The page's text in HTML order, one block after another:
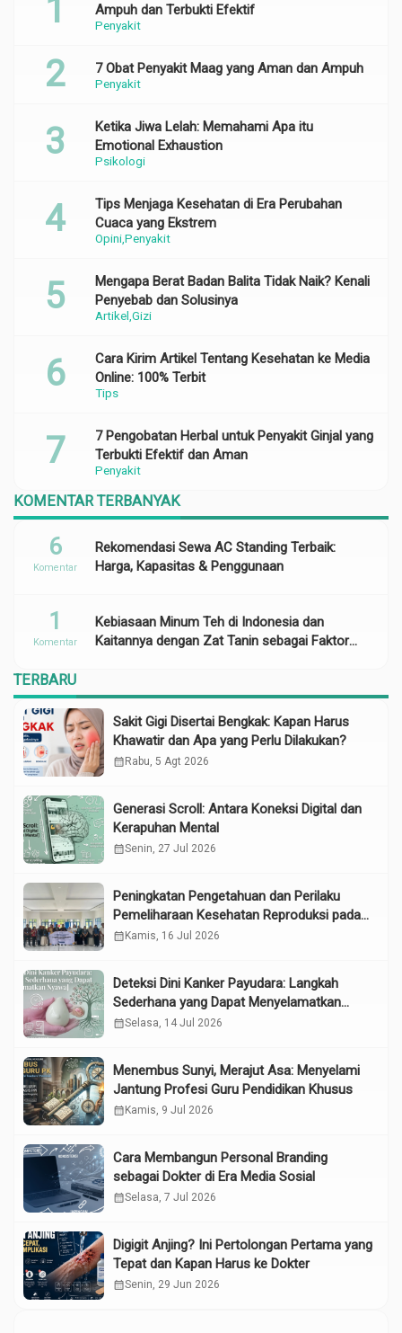
Penyakit
Ampuh dan Terbukti Efektif
Penyakit
7 Obat Penyakit Maag yang Aman dan Ampuh
Psikologi
Ketika Jiwa Lelah: Memahami Apa itu
Emotional Exhaustion
OpiniPenyakit
Tips Menjaga Kesehatan di Era Perubahan
Cuaca yang Ekstrem
Artikel Gizi
Mengapa Berat Badan Balita Tidak Naik? Kenali
Penyebab dan Solusinya
Tips
Cara Kirim Artikel Tentang Kesehatan ke Media
Online: 100% Terbit
Penyakit
7 Pengobatan Herbal untuk Penyakit Ginjal yang
Terbukti Efektif dan Aman
KOMENTAR TERBANYAK
Rekomendasi Sewa AC Standing Terbaik:
Harga, Kapasitas & Penggunaan
6
Komentar
Kebiasaan Minum Teh di Indonesia dan
Kaitannya dengan Zat Tanin sebagai Faktor
1
Komentar
TERBARU
Sakit Gigi Disertai Bengkak: Kapan Harus
Khawatir dan Apa yang Perlu Dilakukan?
calendar_monthRabu, 5 Agt 2026
Generasi Scroll: Antara Koneksi Digital dan
Kerapuhan Mental
calendar_monthSenin, 27 Jul 2026
Peningkatan Pengetahuan dan Perilaku
Pemeliharaan Kesehatan Reproduksi pada
Lansia melalui Edukasi dan Konseling di
calendar_monthKamis, 16 Jul 2026
Deteksi Dini Kanker Payudara: Langkah
Sederhana yang Dapat Menyelamatkan
Nyawa
calendar_monthSelasa, 14 Jul 2026
Menembus Sunyi, Merajut Asa: Menyelami
Jantung Profesi Guru Pendidikan Khusus
calendar_monthKamis, 9 Jul 2026
Cara Membangun Personal Branding
sebagai Dokter di Era Media Sosial
calendar_monthSelasa, 7 Jul 2026
Digigit Anjing? Ini Pertolongan Pertama yang
Tepat dan Kapan Harus ke Dokter
calendar_monthSenin, 29 Jun 2026